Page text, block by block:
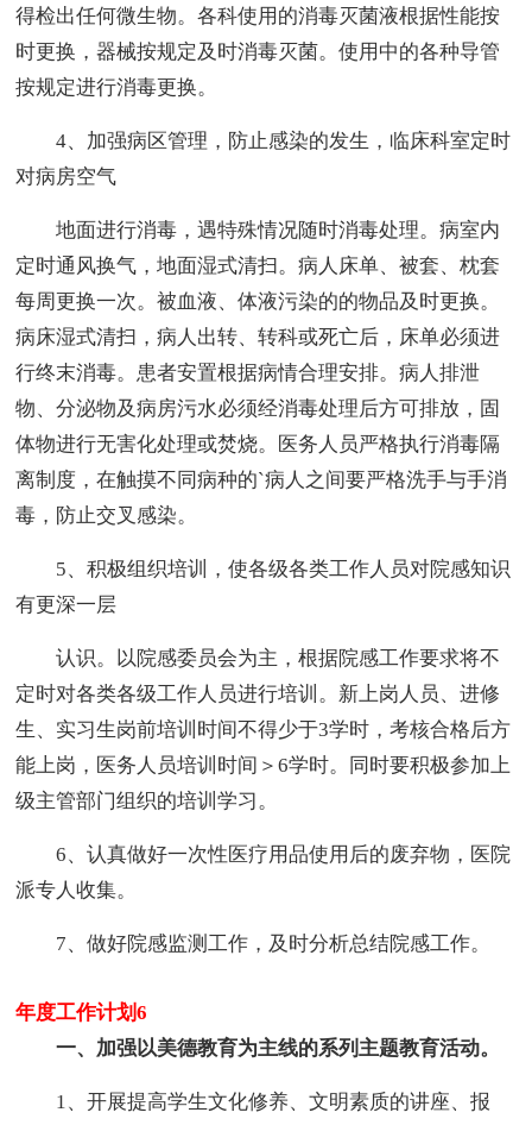
得检出任何微生物。各科使用的消毒灭菌液根据性能按
时更换，器械按规定及时消毒灭菌。使用中的各种导管
按规定进行消毒更换。
4、加强病区管理，防止感染的发生，临床科室定时
对病房空气
地面进行消毒，遇特殊情况随时消毒处理。病室内
定时通风换气，地面湿式清扫。病人床单、被套、枕套
每周更换一次。被血液、体液污染的的物品及时更换。
病床湿式清扫，病人出转、转科或死亡后，床单必须进
行终末消毒。患者安置根据病情合理安排。病人排泄
物、分泌物及病房污水必须经消毒处理后方可排放，固
体物进行无害化处理或焚烧。医务人员严格执行消毒隔
离制度，在触摸不同病种的`病人之间要严格洗手与手消
毒，防止交叉感染。
5、积极组织培训，使各级各类工作人员对院感知识
有更深一层
认识。以院感委员会为主，根据院感工作要求将不
定时对各类各级工作人员进行培训。新上岗人员、进修
生、实习生岗前培训时间不得少于3学时，考核合格后方
能上岗，医务人员培训时间＞6学时。同时要积极参加上
级主管部门组织的培训学习。
6、认真做好一次性医疗用品使用后的废弃物，医院
派专人收集。
7、做好院感监测工作，及时分析总结院感工作。
年度工作计划6
一、加强以美德教育为主线的系列主题教育活动。
1、开展提高学生文化修养、文明素质的讲座、报